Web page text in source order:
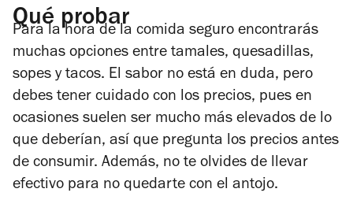
Qué probar
Para la hora de la comida seguro encontrarás
muchas opciones entre tamales, quesadillas,
sopes y tacos. El sabor no está en duda, pero
debes tener cuidado con los precios, pues en
ocasiones suelen ser mucho más elevados de lo
que deberían, así que pregunta los precios antes
de consumir. Además, no te olvides de llevar
efectivo para no quedarte con el antojo.